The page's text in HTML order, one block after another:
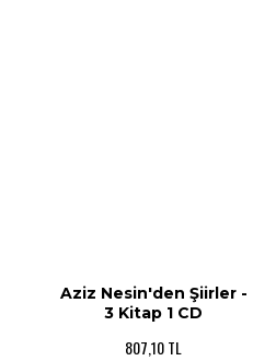
Aziz Nesin'den Şiirler -
3 Kitap 1 CD
807,10 TL